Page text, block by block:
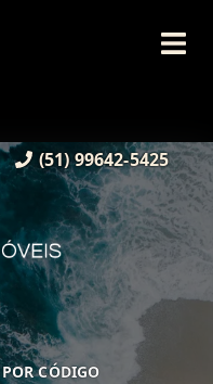
(51) 99642-5425
POR CÓDIGO